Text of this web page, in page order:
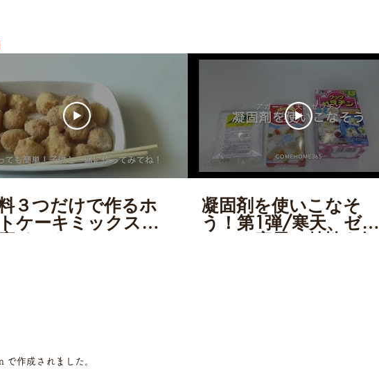
３つだけで作るホ
ケーキミックス／
ドーナツ
凝固剤を使いこなそ
う！第1弾/寒天、ゼラ
チン、寒天の特性を知
作成されました。